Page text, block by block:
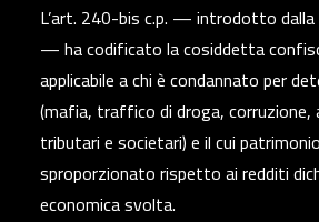
L’art. 240-bis c.p. — introdotto
— ha codificato la cosiddetta
applicabile a chi è condannato per
(mafia, traffico di droga, corruzione,
tributari e societari) e il cui
sproporzionato rispetto ai redditi
economica svolta.